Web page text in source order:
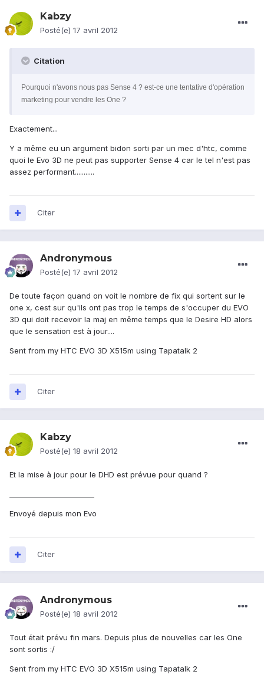
Kabzy
Posté(e) 17 avril 2012
Citation
Pourquoi n'avons nous pas Sense 4 ? est-ce une tentative d'opération
marketing pour vendre les One ?
Exactement...
Y a même eu un argument bidon sorti par un mec d'htc, comme
quoi le Evo 3D ne peut pas supporter Sense 4 car le tel n'est pas
assez performant...........
Citer
Andronymous
Posté(e) 17 avril 2012
De toute façon quand on voit le nombre de fix qui sortent sur le
one x, cest sur qu'ils ont pas trop le temps de s'occuper du EVO
3D qui doit recevoir la maj en même temps que le Desire HD alors
que le sensation est à jour....
Sent from my HTC EVO 3D X515m using Tapatalk 2
Citer
Kabzy
Posté(e) 18 avril 2012
Et la mise à jour pour le DHD est prévue pour quand ?
Envoyé depuis mon Evo
Citer
Andronymous
Posté(e) 18 avril 2012
Tout était prévu fin mars. Depuis plus de nouvelles car les One
sont sortis :/
Sent from my HTC EVO 3D X515m using Tapatalk 2